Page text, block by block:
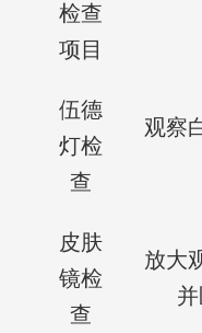
检查
项目
伍德
灯检
查
观察
皮肤
镜检
查
放大